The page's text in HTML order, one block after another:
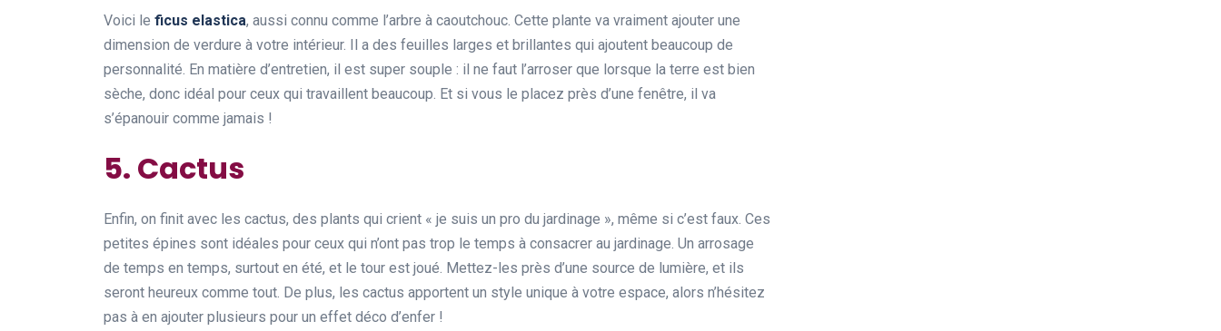
Voici le ficus elastica, aussi connu comme l’arbre à caoutchouc. Cette plante va vraiment ajouter une
dimension de verdure à votre intérieur. Il a des feuilles larges et brillantes qui ajoutent beaucoup de
personnalité. En matière d’entretien, il est super souple : il ne faut l’arroser que lorsque la terre est bien
sèche, donc idéal pour ceux qui travaillent beaucoup. Et si vous le placez près d’une fenêtre, il va
s’épanouir comme jamais !
5. Cactus
Enfin, on finit avec les cactus, des plants qui crient « je suis un pro du jardinage », même si c’est faux. Ces
petites épines sont idéales pour ceux qui n’ont pas trop le temps à consacrer au jardinage. Un arrosage
de temps en temps, surtout en été, et le tour est joué. Mettez-les près d’une source de lumière, et ils
seront heureux comme tout. De plus, les cactus apportent un style unique à votre espace, alors n’hésitez
pas à en ajouter plusieurs pour un effet déco d’enfer !